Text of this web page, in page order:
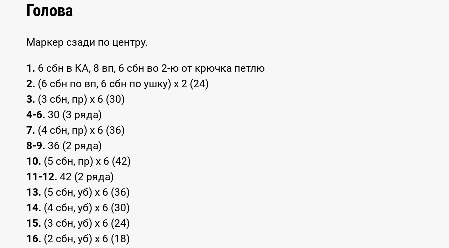
Голова
Маркер сзади по центру.
1. 6 сбн в КА, 8 вп, 6 сбн во 2-ю от крючка петлю
2. (6 сбн по вп, 6 сбн по ушку) x 2 (24)
3. (3 сбн, пр) x 6 (30)
4-6. 30 (3 ряда)
7. (4 сбн, пр) x 6 (36)
8-9. 36 (2 ряда)
10. (5 сбн, пр) x 6 (42)
11-12. 42 (2 ряда)
13. (5 сбн, уб) x 6 (36)
14. (4 сбн, уб) x 6 (30)
15. (3 сбн, уб) x 6 (24)
16. (2 сбн, уб) x 6 (18)